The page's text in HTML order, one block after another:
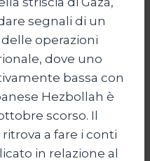
segnali di un
operazioni
dove uno
bassa con
Hezbollah è
scorso. Il
a fare i conti
in relazione al